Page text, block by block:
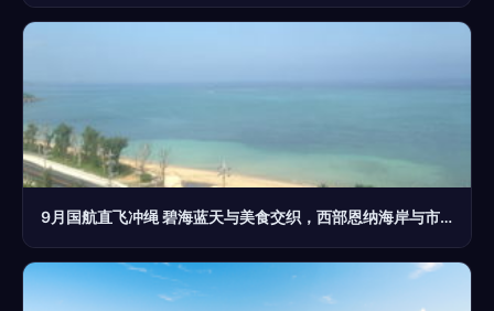
9月国航直飞冲绳 碧海蓝天与美食交织，西部恩纳海岸与市区亲子行全攻略